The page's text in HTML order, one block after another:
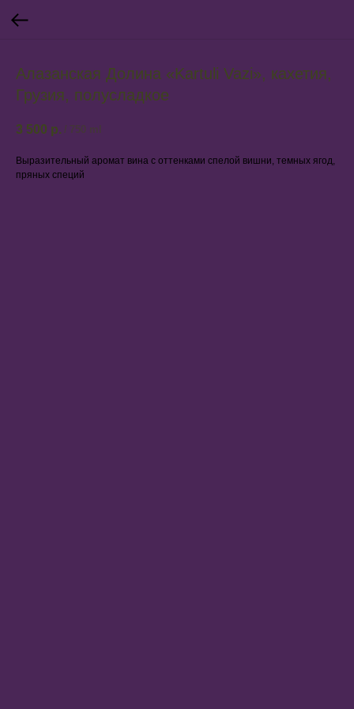
Алазанская Долина «Kartuli Vazi», кахетия,
Грузия, полусладкое
3 500 р. / 750 ml
Выразительный аромат вина с оттенками спелой вишни, темных ягод,
пряных специй